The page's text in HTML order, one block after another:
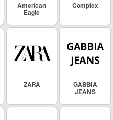
Complex
American
Eagle
GABBIA
JEANS
ZARA